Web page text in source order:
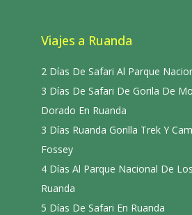
Viajes a Ruanda
2 Días De Safari Al Parque
3 Días De Safari De Gorila De
Dorado En Ruanda
3 Días Ruanda Gorilla Trek Y
Fossey
4 Días Al Parque Nacional De
Ruanda
5 Días De Safari En Ruanda